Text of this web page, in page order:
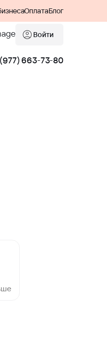
ОплатаБлог
Войти
663-73-80